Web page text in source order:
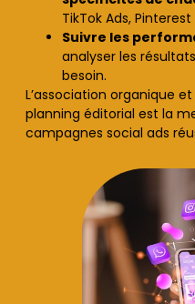
TikTok Ads,
Suivre les
analyser les
besoin.
L’association organique
planning éditorial est la
campagnes social ads